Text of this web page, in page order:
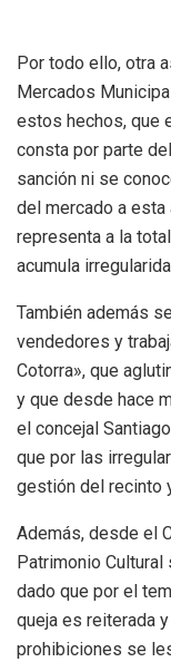
Por todo ello, otra
Mercados
estos hechos, que
consta por parte
sanción ni se
del mercado a esta
representa a la
acumula
También además
vendedores y
Cotorra», que
y que desde hace
el concejal
que por las
gestión del recinto
Además, desde el
Patrimonio Cultural
dado que por el
queja es reiterada
prohibiciones se